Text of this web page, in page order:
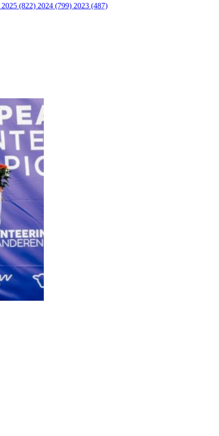
2025 (822) 2024 (799) 2023 (487)